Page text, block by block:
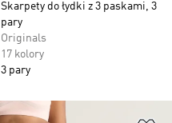
Skarpety do łydki z 3 paskami, 3
pary
Originals
17 kolory
3 pary